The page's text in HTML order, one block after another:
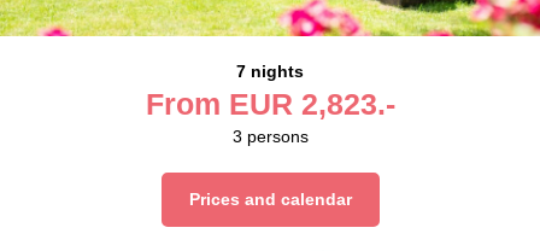
7 nights
From EUR 2,823.-
3 persons
Prices and calendar